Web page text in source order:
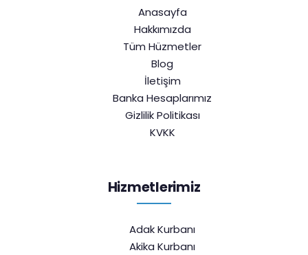
Anasayfa
Hakkımızda
Tüm Hüzmetler
Blog
İletişim
Banka Hesaplarımız
Gizlilik Politikası
KVKK
Hizmetlerimiz
Adak Kurbanı
Akika Kurbanı